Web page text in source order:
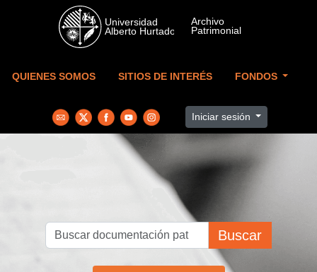
Skip to main content
QUIENES SOMOS SITIOS DE INTERÉS FONDOS
Iniciar sesión
Buscar